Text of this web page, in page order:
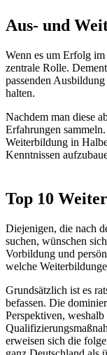
Aus- und
Wenn es um Erfolg
zentrale Rolle.
passenden
halten.
Nachdem man diese
Erfahrungen
Weiterbildung in
Kenntnissen
Top 10
Diejenigen, die nach
suchen, wünschen
Vorbildung und
welche
Grundsätzlich ist es
befassen. Die
Perspektiven, weshalb
erweisen sich die